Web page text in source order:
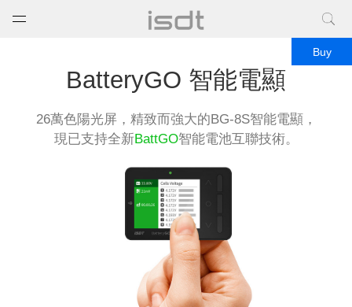
打开菜单
Buy
BatteryGO 智能電顯
26萬色陽光屏，精致而強大的BG-8S智能電顯，
現已支持全新BattGO智能電池互聯技術。